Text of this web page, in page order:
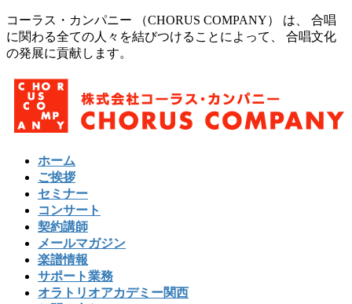
コ
ン
テ
動
ナ
ビ
ゲ
に
コーラス・カンパニー （CHORUS COMPANY） は、 合唱
に関わる全ての人々を結びつけることによって、 合唱文化
の発展に貢献します。
ホーム
ご挨拶
セミナー
コンサート
契約講師
メールマガジン
楽譜情報
サポート業務
オラトリオアカデミー関西